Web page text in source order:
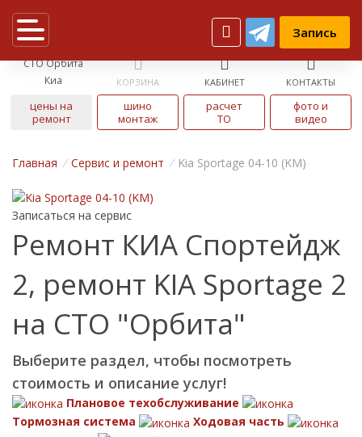
Запись
СТО Орбита
Киа
КОРЗИНА КАБИНЕТ КОНТАКТЫ
цены на
ремонт
шино
монтаж
расчет
ТО
фото и
видео
Главная / Cервис и ремонт / Kia Sportage 04-10 (KM)
Записаться на сервис
Ремонт КИА Спортейдж
2, ремонт KIA Sportage 2
на СТО "Орбита"
Выберите раздел, чтобы посмотреть
стоимость и описание услуг!
Плановое техобслуживание
Тормозная система
Ходовая часть